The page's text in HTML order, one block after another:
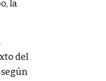
la
del